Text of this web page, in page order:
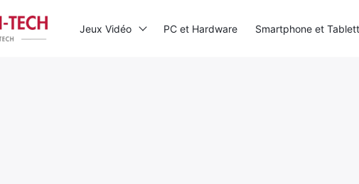
Jeux Vidéo PC et Hardware Smartphone et